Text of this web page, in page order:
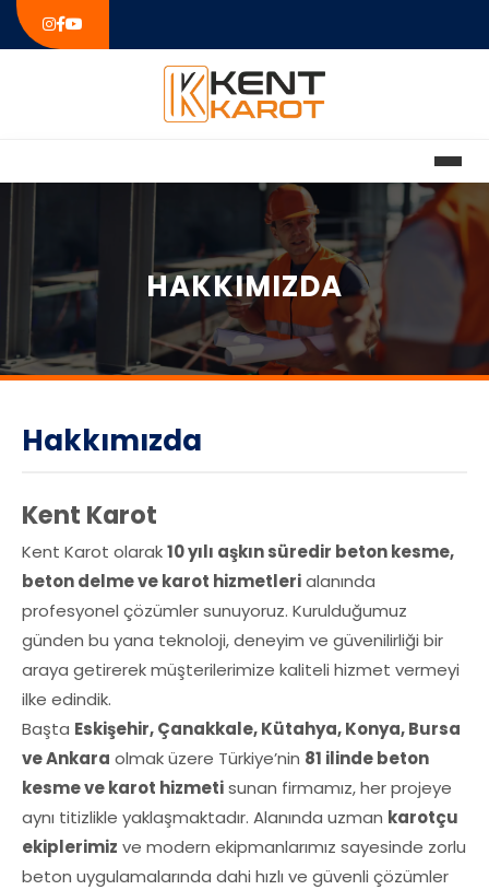
HAKKIMIZDA
Hakkımızda
Kent Karot
Kent Karot olarak10 yılı aşkın süredir beton kesme,
beton delme ve karot hizmetlerialanında
profesyonel çözümler sunuyoruz. Kurulduğumuz
günden bu yana teknoloji, deneyim ve güvenilirliği bir
araya getirerek müşterilerimize kaliteli hizmet vermeyi
ilke edindik.
Başta Eskişehir, Çanakkale, Kütahya, Konya, Bursa
ve Ankara olmak üzere Türkiye’nin 81 ilinde beton
kesme ve karot hizmetisunan firmamız, her projeye
aynı titizlikle yaklaşmaktadır. Alanında uzman karotçu
ekiplerimiz ve modern ekipmanlarımız sayesinde zorlu
beton uygulamalarında dahi hızlı ve güvenli çözümler